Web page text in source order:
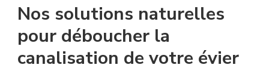
Nos solutions naturelles
pour déboucher la
canalisation de votre évier